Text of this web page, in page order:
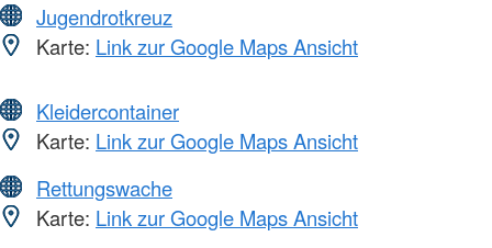
Jugendrotkreuz
Karte: Link zur Google Maps Ansicht
Kleidercontainer
Karte: Link zur Google Maps Ansicht
Rettungswache
Karte: Link zur Google Maps Ansicht